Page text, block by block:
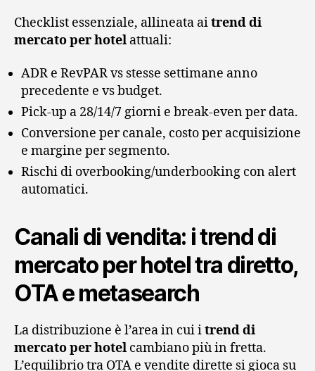
Checklist essenziale, allineata aitrend di
mercato per hotel attuali:
ADR e RevPAR vs stesse settimane anno
precedente e vs budget.
Pick-up a 28/14/7 giorni e break-even per data.
Conversione per canale, costo per acquisizione
e margine per segmento.
Rischi di overbooking/underbooking con alert
automatici.
Canali di vendita: i trend di
mercato per hotel tra diretto,
OTA e metasearch
La distribuzione è l’area in cui itrend di
mercato per hotel cambiano più in fretta.
L’equilibrio tra OTA e vendite dirette si gioca su